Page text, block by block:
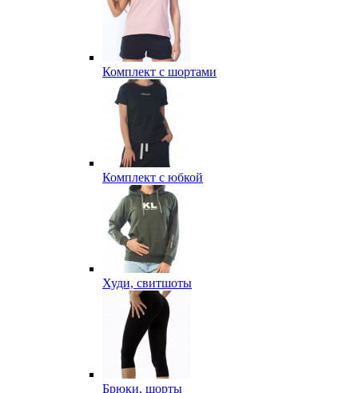
Комплект с шортами
Комплект с юбкой
Худи, свитшоты
Брюки, шорты